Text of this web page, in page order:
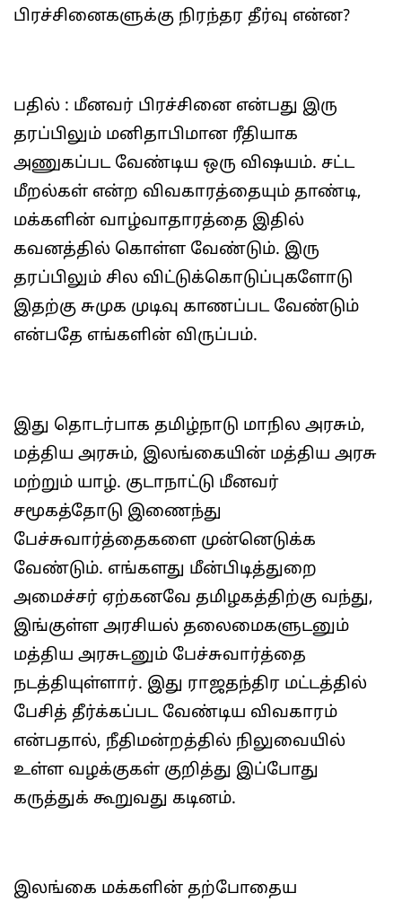
பிரச்சினைகளுக்கு நிரந்தர தீர்வு என்ன?
பதில் : மீனவர் பிரச்சினை என்பது இரு
தரப்பிலும் மனிதாபிமான ரீதியாக
அணுகப்பட வேண்டிய ஒரு விஷயம். சட்ட
மீறல்கள் என்ற விவகாரத்தையும் தாண்டி,
மக்களின் வாழ்வாதாரத்தை இதில்
கவனத்தில் கொள்ள வேண்டும். இரு
தரப்பிலும் சில விட்டுக்கொடுப்புகளோடு
இதற்கு சுமுக முடிவு காணப்பட வேண்டும்
என்பதே எங்களின் விருப்பம்.
இது தொடர்பாக தமிழ்நாடு மாநில அரசும்,
மத்திய அரசும், இலங்கையின் மத்திய அரசு
மற்றும் யாழ். குடாநாட்டு மீனவர்
சமூகத்தோடு இணைந்து
பேச்சுவார்த்தைகளை முன்னெடுக்க
வேண்டும். எங்களது மீன்பிடித்துறை
அமைச்சர் ஏற்கனவே தமிழகத்திற்கு வந்து,
இங்குள்ள அரசியல் தலைமைகளுடனும்
மத்திய அரசுடனும் பேச்சுவார்த்தை
நடத்தியுள்ளார். இது ராஜதந்திர மட்டத்தில்
பேசித் தீர்க்கப்பட வேண்டிய விவகாரம்
என்பதால், நீதிமன்றத்தில் நிலுவையில்
உள்ள வழக்குகள் குறித்து இப்போது
கருத்துக் கூறுவது கடினம்.
இலங்கை மக்களின் தற்போதைய